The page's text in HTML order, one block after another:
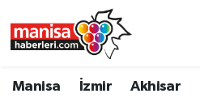
Manisa İzmir Akhisar
Manisa Nöbetçi Eczaneler